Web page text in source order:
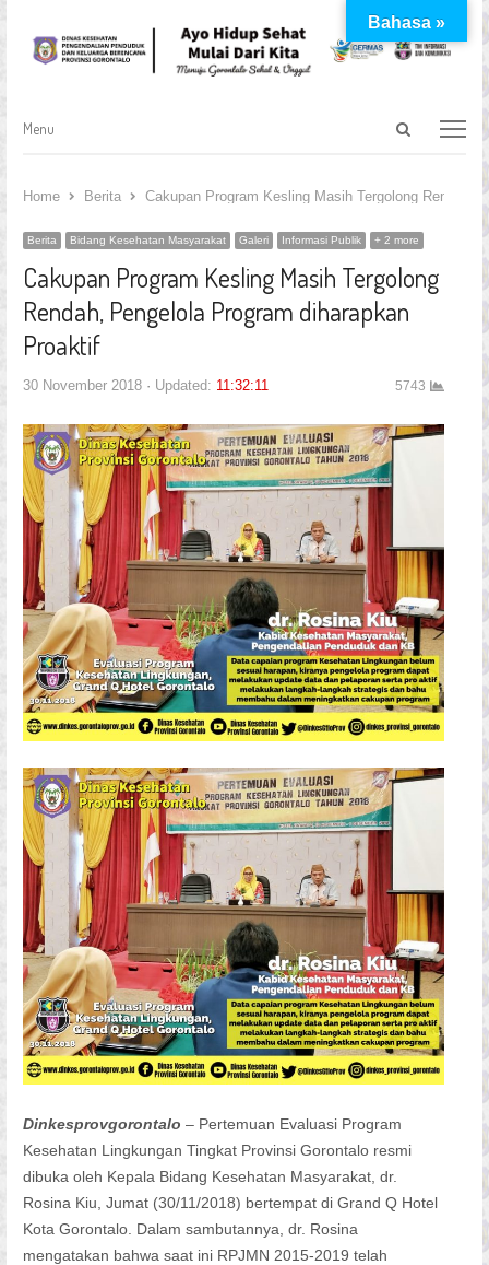
Open
Menu
Menu
Home Berita Cakupan Program Kesling Masih Tergolong Rendah,
Berita Bidang Kesehatan Masyarakat Galeri Informasi Publik + 2 more
Cakupan Program Kesling Masih Tergolong
Rendah, Pengelola Program diharapkan
Proaktif
30 November 2018 Updated: 11:32:11 5743
Dinkesprovgorontalo – Pertemuan Evaluasi Program
Kesehatan Lingkungan Tingkat Provinsi Gorontalo resmi
dibuka oleh Kepala Bidang Kesehatan Masyarakat, dr.
Rosina Kiu, Jumat (30/11/2018) bertempat di Grand Q Hotel
Kota Gorontalo. Dalam sambutannya, dr. Rosina
mengatakan bahwa saat ini RPJMN 2015-2019 telah
Bahasa »